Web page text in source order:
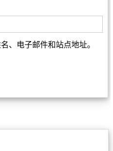
、电子邮件和站点地址。